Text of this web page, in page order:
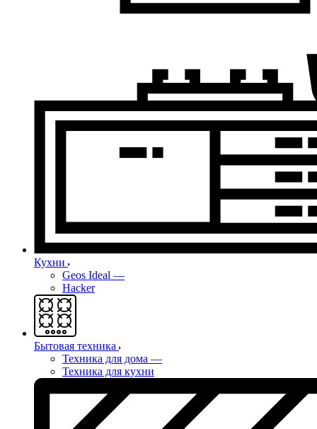
Кухни
Geos Ideal —
Hacker
Бытовая техника
Техника для дома —
Техника для кухни